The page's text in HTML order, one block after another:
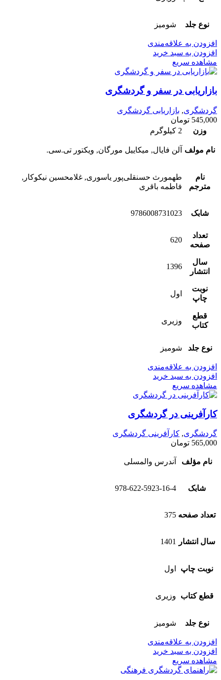
نوع جلد شومیز
افزودن به علاقه‌مندی
افزودن به سبد خرید
مشاهده سریع
بازاریابی در سفر و گردشگری
گردشگری, بازاریابی گردشگری
545,000 تومان
وزن
2 کیلوگرم
نام مولف آلن فایال, میکاییل مورگان, ویکتور تی.سی.
نام
مترجم
طهمورث حسنقلی‌پور یاسوری, غلامحسین نیکوکار,
فاطمه باقری
شابک 9786008731023
تعداد
صفحه
620
سال
انتشار
1396
نوبت
چاپ
اول
قطع
کتاب
وزیری
نوع جلد شومیز
افزودن به علاقه‌مندی
افزودن به سبد خرید
مشاهده سریع
کارآفرینی در گردشگری
گردشگری, کارآفرینی گردشگری
565,000 تومان
نام مؤلف آندرس والمسلی
شابک 978-622-5923-16-4
تعداد صفحه 375
سال انتشار 1401
نوبت چاپ اول
قطع کتاب وزیری
نوع جلد شومیز
افزودن به علاقه‌مندی
افزودن به سبد خرید
مشاهده سریع